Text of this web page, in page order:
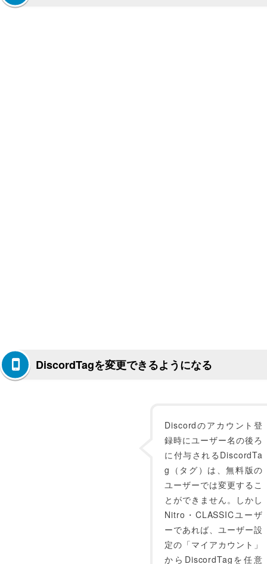
DiscordTagを変更できるようになる
Discordのアカウント登
録時にユーザー名の後ろ
に付与されるDiscordTa
g（タグ）は、無料版の
ユーザーでは変更するこ
とができません。しかし
Nitro・CLASSICユーザ
ーであれば、ユーザー設
定の「マイアカウント」
からDiscordTagを任意